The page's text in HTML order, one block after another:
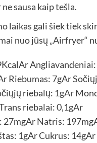
ne sausa kaip tešla.
laikas gali šiek tiek
nuo jūsų „Airfryer“
KcalArAngliavandeniai:
Riebumas: 7gAr
riebalų: 1gAr
riebalai:0,1gAr
27mgArNatris: 197mg
1gArCukrus: 14gAr